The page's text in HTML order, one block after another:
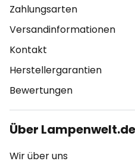
Zahlungsarten
Versandinformationen
Kontakt
Herstellergarantien
Bewertungen
Über Lampenwelt.de
Wir über uns